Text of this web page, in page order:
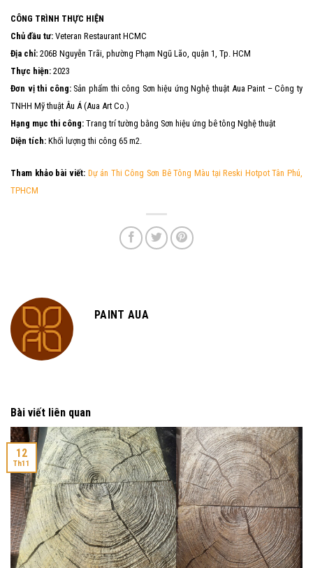
CÔNG TRÌNH THỰC HIỆN
Chủ đầu tư: Veteran Restaurant HCMC
Địa chỉ: 206B Nguyễn Trãi, phường Phạm Ngũ Lão, quận 1, Tp. HCM
Thực hiện: 2023
Đơn vị thi công:Sản phẩm thi công Sơn hiệu ứng Nghệ thuật Aua Paint – Công ty
TNHH Mỹ thuật Âu Á (Aua Art Co.)
Hạng mục thi công: Trang trí tường bằng Sơn hiệu ứng bê tông Nghệ thuật
Diện tích: Khối lượng thi công 65 m2.
Tham khảo bài viết: Dự án Thi Công Sơn Bê Tông Màu tại Reski Hotpot Tân Phú,
TPHCM
PAINT AUA
Bài viết liên quan
12
Th11